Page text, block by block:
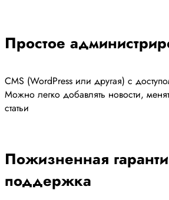
Простое
CMS (WordPress или другая) с
Можно легко добавлять новости,
статьи
Пожизненная
поддержка